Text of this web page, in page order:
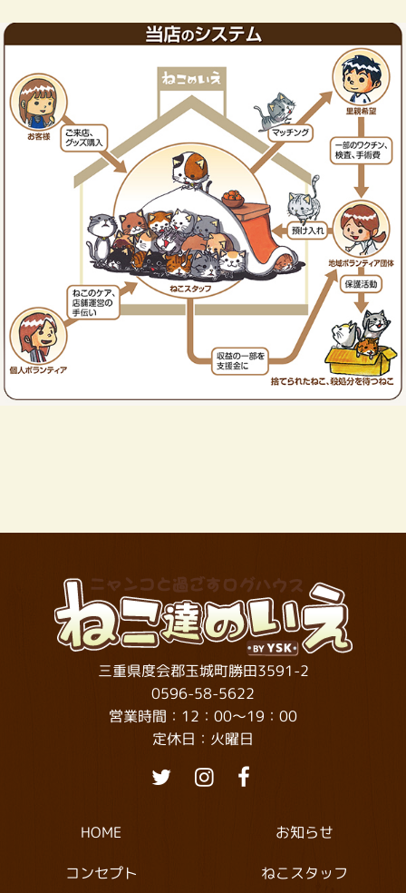
三重県度会郡玉城町勝田3591-2
0596-58-5622
営業時間：12：00～19：00
定休日：火曜日
HOME お知らせ
コンセプト ねこスタッフ